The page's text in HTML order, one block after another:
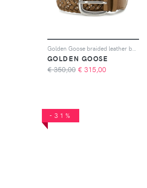
GOLDEN GOOSE
€ 350,00 € 315,00
-31%